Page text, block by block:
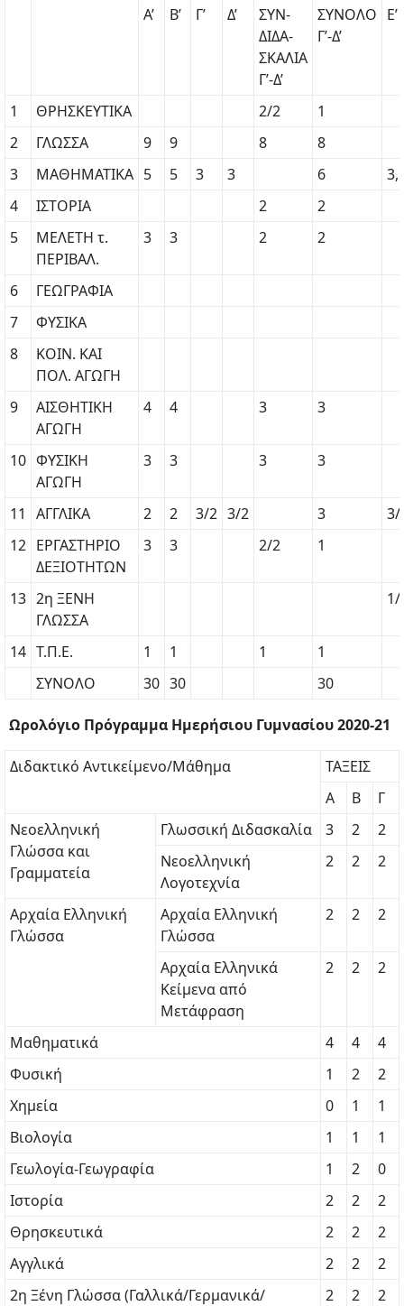
Α’ Β’ Γ’ Δ’
ΣΥΝ-
ΔΙΔΑ-
ΣΚΑΛΙΑ
Γ’-Δ’
ΣΥΝΟΛΟ
Γ’-Δ’
Ε’
1 ΘΡΗΣΚΕΥΤΙΚΑ 2/2
1
2
ΓΛΩΣΣΑ 9 9 8
8
3
ΜΑΘΗΜΑΤΙΚΑ 5 5 3 3 6
4
ΙΣΤΟΡΙΑ 2
2
5
ΜΕΛΕΤΗ τ.
ΠΕΡΙΒΑΛ.
3 3 2 2
6
ΓΕΩΓΡΑΦΙΑ
7
ΦΥΣΙΚΑ
8
ΚΟΙΝ. KAI
ΠΟΛ. ΑΓΩΓΗ
9
ΑΙΣΘΗΤΙΚΗ
ΑΓΩΓΗ
4 4 3 3
10 ΦΥΣΙΚΗ
ΑΓΩΓΗ
3 3 3 3
11 ΑΓΓΛΙΚΑ 2 2 3/2 3/2 3
3/
12 ΕΡΓΑΣΤΗΡΙΟ
ΔΕΞΙΟΤΗΤΩΝ
3 3 2/2 1
13 2η ΞΕΝΗ
ΓΛΩΣΣΑ
1/
14 Τ.Π.Ε. 1 1 1
1
ΣΥΝΟΛΟ
30 30 30
Ωρολόγιο Πρόγραμμα Ημερήσιου Γυμνασίου 2020-21
Διδακτικό Αντικείμενο/Μάθημα
ΤΑΞΕΙΣ
Α
Β
Γ
Νεοελληνική
Γλώσσα και
Γραμματεία
Γλωσσική Διδασκαλία 3 2
2
Νεοελληνική
Λογοτεχνία
2 2 2
Αρχαία Ελληνική
Γλώσσα
Αρχαία Ελληνική
Γλώσσα
2 2 2
Αρχαία Ελληνικά
Κείμενα από
Μετάφραση
2 2 2
Μαθηματικά 4 4
4
Φυσική
1 2
2
Χημεία
0 1
1
Βιολογία
1 1
1
Γεωλογία-Γεωγραφία
1 2
0
Ιστορία
2 2
2
Θρησκευτικά
2 2
2
Αγγλικά
2 2
2
2η Ξένη Γλώσσα (Γαλλικά/Γερμανικά/
2 2 2